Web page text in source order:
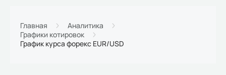
Платформы
Главная
Аналитика
Графики котировок
График курса форекс EUR/USD